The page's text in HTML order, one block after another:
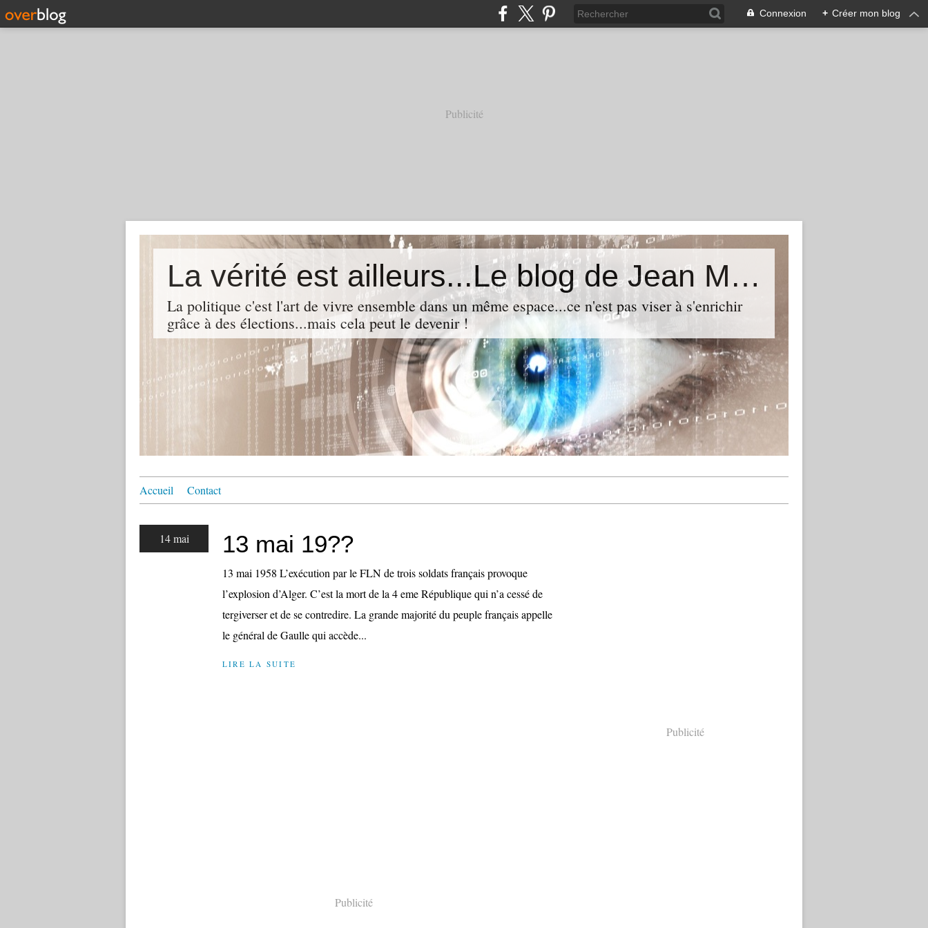
Connexion + Créer mon blog
Publicité
La vérité est ailleurs...Le blog de Jean Michel Béhar
La politique c'est l'art de vivre ensemble dans un même espace...ce n'est pas viser à s'enrichir
grâce à des élections...mais cela peut le devenir !
Accueil Contact
14 mai 13 mai 19??
13 mai 1958 L’exécution par le FLN de trois soldats français provoque
l’explosion d’Alger. C’est la mort de la 4 eme République qui n’a cessé de
tergiverser et de se contredire. La grande majorité du peuple français appelle
le général de Gaulle qui accède...
LIRE LA SUITE
Publicité
Publicité